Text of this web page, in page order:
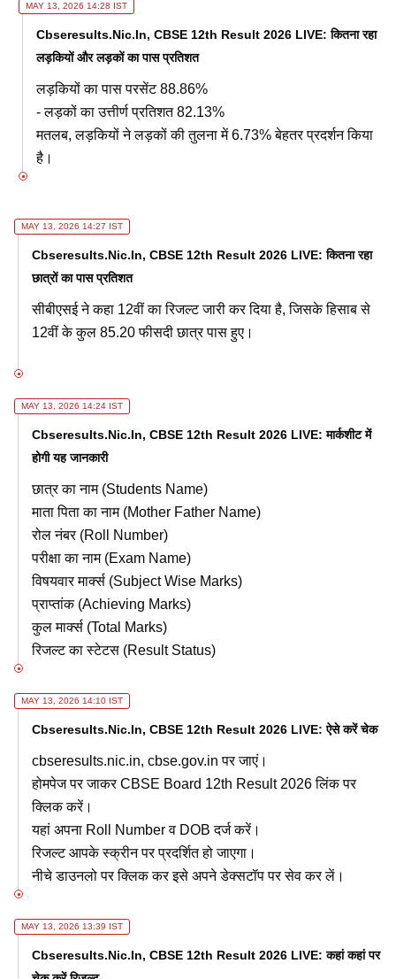
MAY 13, 2026 14:28 IST
Cbseresults.nic.in, CBSE 12th Result 2026 LIVE: कितना रहा
लड़कियों और लड़कों का पास प्रतिशत
लड़कियों का पास परसेंट 88.86%
- लड़कों का उत्तीर्ण प्रतिशत 82.13%
मतलब, लड़कियों ने लड़कों की तुलना में 6.73% बेहतर प्रदर्शन किया
है।
MAY 13, 2026 14:27 IST
Cbseresults.nic.in, CBSE 12th Result 2026 LIVE: कितना रहा
छात्रों का पास प्रतिशत
सीबीएसई ने कहा 12वीं का रिजल्ट जारी कर दिया है, जिसके हिसाब से
12वीं के कुल 85.20 फीसदी छात्र पास हुए।
MAY 13, 2026 14:24 IST
Cbseresults.nic.in, CBSE 12th Result 2026 LIVE: मार्कशीट में
होगी यह जानकारी
छात्र का नाम (Students Name)
माता पिता का नाम (Mother Father Name)
रोल नंबर (Roll Number)
परीक्षा का नाम (Exam Name)
विषयवार मार्क्स (Subject Wise Marks)
प्राप्तांक (Achieving Marks)
कुल मार्क्स (Total Marks)
रिजल्ट का स्टेटस (Result Status)
MAY 13, 2026 14:10 IST
Cbseresults.nic.in, CBSE 12th Result 2026 LIVE: ऐसे करें चेक
cbseresults.nic.in, cbse.gov.in पर जाएं।
होमपेज पर जाकर CBSE Board 12th Result 2026 लिंक पर
क्लिक करें।
यहां अपना Roll Number व DOB दर्ज करें।
रिजल्ट आपके स्क्रीन पर प्रदर्शित हो जाएगा।
नीचे डाउनलो पर क्लिक कर इसे अपने डेक्सटॉप पर सेव कर लें।
MAY 13, 2026 13:39 IST
Cbseresults.nic.in, CBSE 12th Result 2026 LIVE: कहां कहां पर